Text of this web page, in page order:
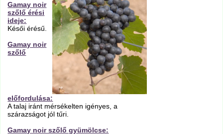
Gamay noir
szőlő érési
ideje:
Késői érésű.
Gamay noir
szőlő
előfordulása:
A talaj iránt mérsékelten igényes, a
szárazságot jól tűri.
Gamay noir szőlő gyümölcse: